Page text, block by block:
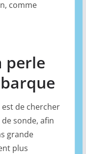
comme
perle
de chercher
sonde, afin
grande
plus